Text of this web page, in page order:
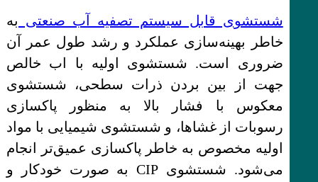
شستشوی قابل سیستم تصفیه آب صنعتی به
خاطر بهینه‌سازی عملکرد و رشد طول عمر آن
ضروری است. شستشوی اولیه با اب خالص
جهت از بین بردن ذرات سطحی، شستشوی
معکوس با فشار بالا به منظور پاکسازی
رسوبات از غشاها، و شستشوی شیمیایی با مواد
اولیه مخصوص به خاطر پاکسازی عمیق‌تر انجام
می‌شود. شستشوی CIP به صورت خودکار و